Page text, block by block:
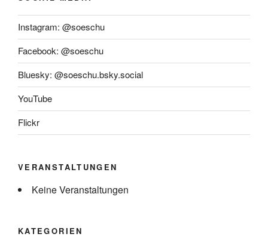
Instagram: @soeschu
Facebook: @soeschu
Bluesky: @soeschu.bsky.social
YouTube
Flickr
VERANSTALTUNGEN
Keine Veranstaltungen
KATEGORIEN